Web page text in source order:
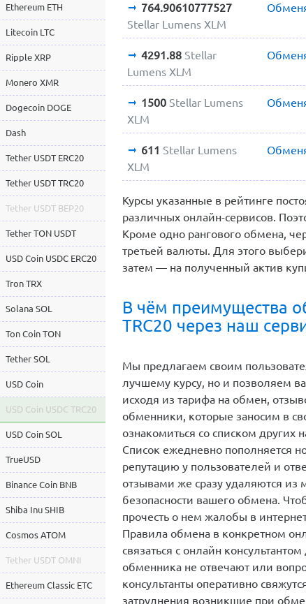
764.90610777527
Stellar Lumens XLM
4291.88 Stellar
Lumens XLM
1500 Stellar Lumens
XLM
611 Stellar Lumens
XLM
Курсы указанные в рейтинге
различных онлайн-сервисов.
Кроме одно рангового обмена,
третьей валюты. Для этого
затем — на полученный актив
В чём преимущества
TRC20 через наш
Мы предлагаем своим
лучшему курсу, но и позволяем
исходя из тарифа на обмен,
обменники, которые заносим в
ознакомиться со списком других
Список ежедневно пополняется
репутацию у пользователей и
отзывами же сразу удаляются из
безопасности вашего обмена.
прочесть о нем жалобы в
Правила обмена в конкретном
связаться с онлайн
обменника не отвечают или
консультанты оперативно
затруднения возникшие при
Ethereum ETH
Litecoin LTC
Ripple XRP
Monero XMR
Dogecoin DOGE
Dash
Tether USDT ERC20
Tether USDT TRC20
Tether USDT BEP20
Tether TON USDT
USD Coin USDC ERC20
Tron TRX
Solana SOL
Ton Coin TON
Tether SOL
USD Coin
USD Coin USDC TRC20
USD Coin SOL
TrueUSD
Binance Coin BNB
Shiba Inu SHIB
Cosmos ATOM
Tether USDT OMNI
Ethereum Classic ETC